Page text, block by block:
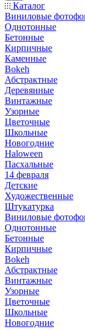
Каталог
Виниловые
Однотонные
Бетонные
Кирпичные
Каменные
Bokeh
Абстрактные
Деревянные
Винтажные
Узорные
Цветочные
Школьные
Новогодние
Haloween
Пасхальные
14 февраля
Детские
Художественные
Штукатурка
Виниловые
Однотонные
Бетонные
Кирпичные
Bokeh
Абстрактные
Винтажные
Узорные
Цветочные
Школьные
Новогодние